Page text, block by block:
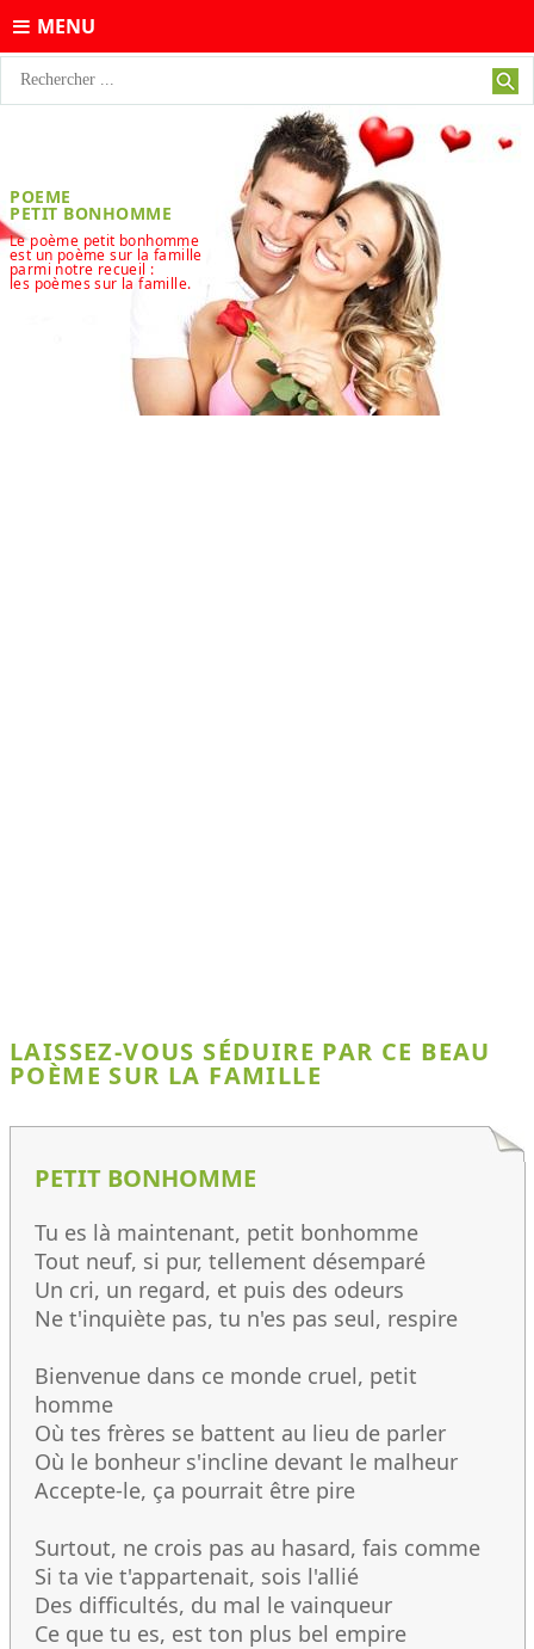
MENU
POEME
PETIT BONHOMME
Le poème petit bonhomme
est un poème sur la famille
parmi notre recueil :
les poèmes sur la famille.
LAISSEZ-VOUS SÉDUIRE PAR CE BEAU
POÈME SUR LA FAMILLE
PETIT BONHOMME
Tu es là maintenant, petit bonhomme
Tout neuf, si pur, tellement désemparé
Un cri, un regard, et puis des odeurs
Ne t'inquiète pas, tu n'es pas seul, respire
Bienvenue dans ce monde cruel, petit
homme
Où tes frères se battent au lieu de parler
Où le bonheur s'incline devant le malheur
Accepte-le, ça pourrait être pire
Surtout, ne crois pas au hasard, fais comme
Si ta vie t'appartenait, sois l'allié
Des difficultés, du mal le vainqueur
Ce que tu es, est ton plus bel empire